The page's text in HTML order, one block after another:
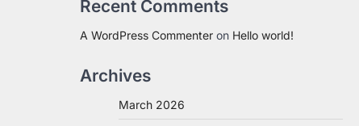
Recent Comments
A WordPress Commenter on Hello world!
Archives
March 2026